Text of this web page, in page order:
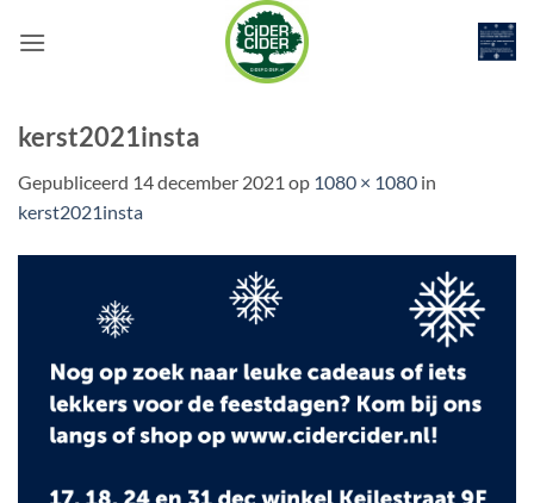
naar
kerst2021insta
Gepubliceerd 14 december 2021 op 1080 × 1080 in
kerst2021insta